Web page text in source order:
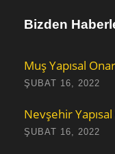
Bizden
Muş Yapısal
ŞUBAT 16, 2022
Nevşehir
ŞUBAT 16, 2022